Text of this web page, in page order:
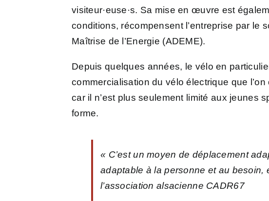
visiteur·euse·s. Sa mise en œuvre est
conditions, récompensent l’entreprise par le
Maîtrise de l’Energie (ADEME).
Depuis quelques années, le vélo en
commercialisation du vélo électrique que
car il n’est plus seulement limité aux jeunes
forme.
« C’est un moyen de déplacement
adaptable à la personne et au besoin,
l’association alsacienne CADR67